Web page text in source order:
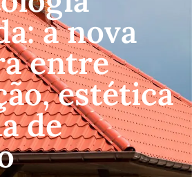
a nova
entre
estética
de